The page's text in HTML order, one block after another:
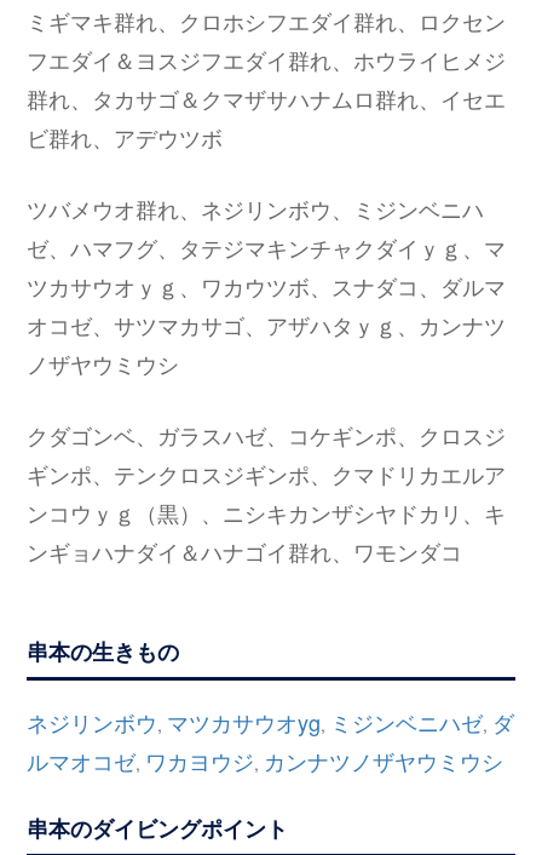
ミギマキ群れ、クロホシフエダイ群れ、ロクセン
フエダイ＆ヨスジフエダイ群れ、ホウライヒメジ
群れ、タカサゴ＆クマザサハナムロ群れ、イセエ
ビ群れ、アデウツボ
ツバメウオ群れ、ネジリンボウ、ミジンベニハ
ゼ、ハマフグ、タテジマキンチャクダイｙｇ、マ
ツカサウオｙｇ、ワカウツボ、スナダコ、ダルマ
オコゼ、サツマカサゴ、アザハタｙｇ、カンナツ
ノザヤウミウシ
クダゴンベ、ガラスハゼ、コケギンポ、クロスジ
ギンポ、テンクロスジギンポ、クマドリカエルア
ンコウｙｇ（黒）、ニシキカンザシヤドカリ、キ
ンギョハナダイ＆ハナゴイ群れ、ワモンダコ
串本の生きもの
ネジリンボウ, マツカサウオyg, ミジンベニハゼ, ダ
ルマオコゼ, ワカヨウジ, カンナツノザヤウミウシ
串本のダイビングポイント